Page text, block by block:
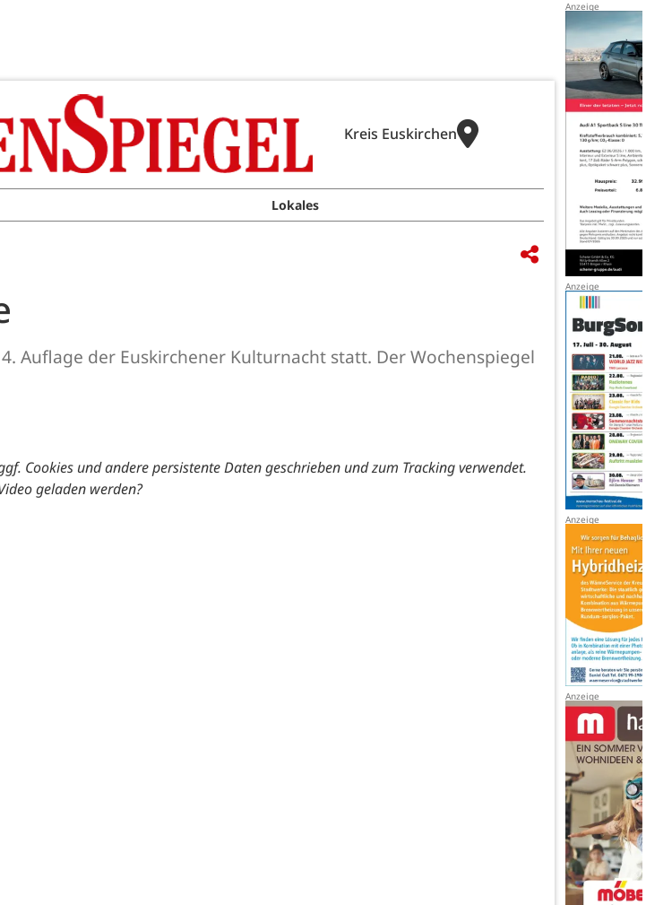
Kreis Euskirchen
Lokales
Auflage der Euskirchener Kulturnacht statt. Der Wochenspiegel
Cookies und andere persistente Daten geschrieben und zum Tracking verwendet.
geladen werden?